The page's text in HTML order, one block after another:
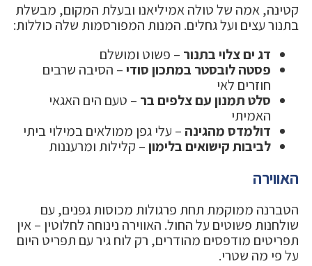
קטינה, אמה של טולה אמיליאנו ובעלת המקום, מבשלת
בתנור עצים ועל גחלים. המנות המפורסמות שלה כוללות:
דג ים צלוי בתנור – פשוט ומושלם
פסטה לובסטר במתכון סודי– הסיבה שרבים
חוזרים לאי
סלט תמנון עם צלפים בר – טעם הים האגאי
האמיתי
דולמדס מהגינה – עלי גפן ממולאים במילוי ביתי
לביבות קישואים בלימון– קלילות ומרעננות
האווירה
הטברנה ממוקמת תחת פרגולות מכוסות גפנים, עם
שולחנות פשוטים על החול. האווירה נינוחה לחלוטין – אין
תפריטים מודפסים מהודרים, רק לוח גיר עם תפריט היום
על פי מה שטרי.